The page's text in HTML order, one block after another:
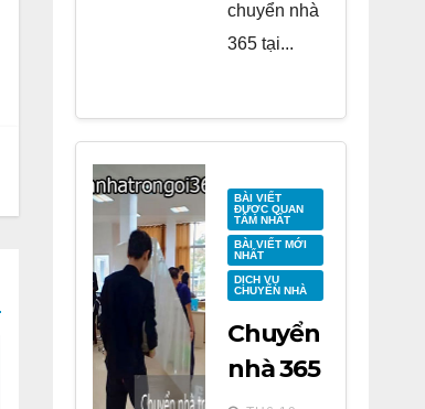
chuyển nhà
365 tại...
BÀI VIẾT
ĐƯỢC QUAN
TÂM NHẤT
BÀI VIẾT MỚI
NHẤT
DỊCH VỤ
CHUYỂN NHÀ
Chuyển
nhà 365